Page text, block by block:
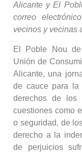
Alicante y El
correo
vecinos y vecinas
El Poble Nou
Unión de
Alicante, una
de cauce para la
derechos de los
cuestiones como
o seguridad, de
derecho a la
de perjuicios